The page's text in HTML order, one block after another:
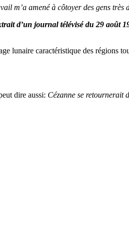
m’a amené à côtoyer des gens très
d’un journal télévisé du 29 août
lunaire caractéristique des régions
dire aussi: Cézanne se retournerait